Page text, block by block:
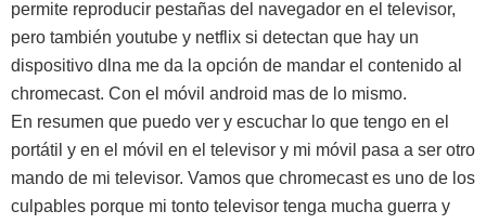
permite reproducir pestañas del navegador en el televisor,
pero también youtube y netflix si detectan que hay un
dispositivo dlna me da la opción de mandar el contenido al
chromecast. Con el móvil android mas de lo mismo.
En resumen que puedo ver y escuchar lo que tengo en el
portátil y en el móvil en el televisor y mi móvil pasa a ser otro
mando de mi televisor. Vamos que chromecast es uno de los
culpables porque mi tonto televisor tenga mucha guerra y